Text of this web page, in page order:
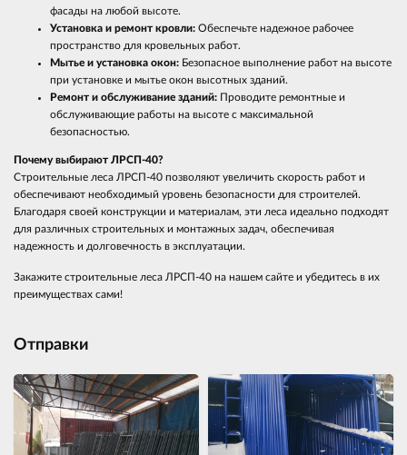
фасады на любой высоте.
Установка и ремонт кровли: Обеспечьте надежное рабочее
пространство для кровельных работ.
Мытье и установка окон: Безопасное выполнение работ на высоте
при установке и мытье окон высотных зданий.
Ремонт и обслуживание зданий: Проводите ремонтные и
обслуживающие работы на высоте с максимальной
безопасностью.
Почему выбирают ЛРСП-40?
Строительные леса ЛРСП-40 позволяют увеличить скорость работ и
обеспечивают необходимый уровень безопасности для строителей.
Благодаря своей конструкции и материалам, эти леса идеально подходят
для различных строительных и монтажных задач, обеспечивая
надежность и долговечность в эксплуатации.
Закажите строительные леса ЛРСП-40 на нашем сайте и убедитесь в их
преимуществах сами!
Отправки